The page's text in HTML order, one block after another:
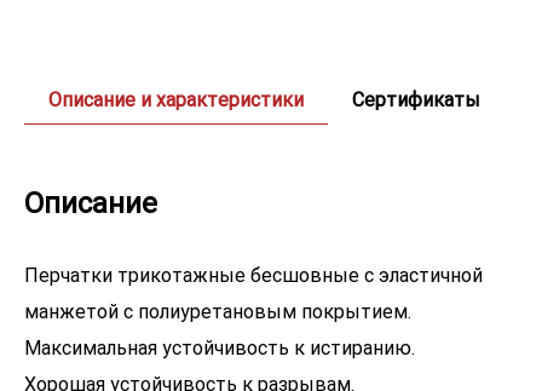
Описание и характеристики Сертификаты
Описание
Перчатки трикотажные бесшовные с эластичной
манжетой с полиуретановым покрытием.
Максимальная устойчивость к истиранию.
Хорошая устойчивость к разрывам.